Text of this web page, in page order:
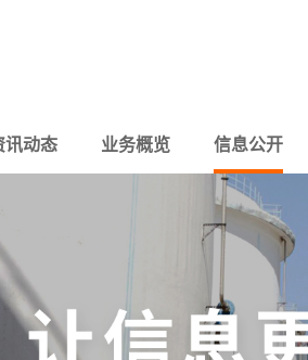
讯动态 业务概览 信息公开